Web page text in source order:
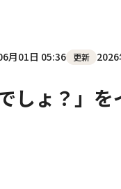
月01日 05:36 更新
しょ？」を